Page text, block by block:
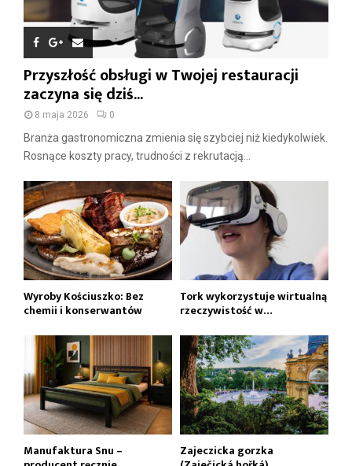
Przyszłość obsługi w Twojej restauracji
zaczyna się dziś...
8 maja 2026 0
Branża gastronomiczna zmienia się szybciej niż kiedykolwiek.
Rosnące koszty pracy, trudności z rekrutacją...
Wyroby Kościuszko: Bez
chemii i konserwantów
Tork wykorzystuje wirtualną
rzeczywistość w…
Manufaktura Snu – Zajeczicka gorzka